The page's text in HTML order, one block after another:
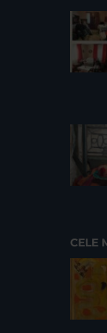
CELE